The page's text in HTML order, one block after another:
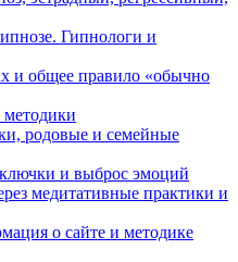
Гипнологи и
и общее правило «обычно
родовые и семейные
и выброс эмоций
медитативные практики и
о сайте и методике